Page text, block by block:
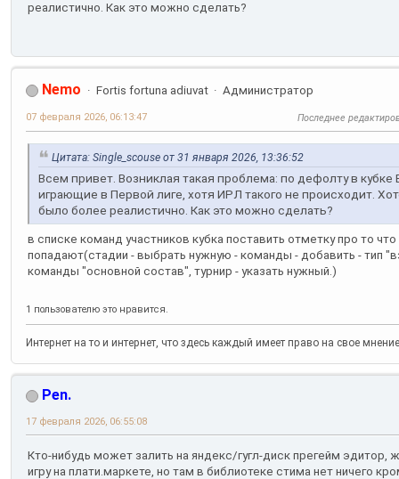
реалистично. Как это можно сделать?
Nemo Fortis fortuna adiuvat Администратор
07 февраля 2026, 06:13:47 Последнее
Цитата: Single_scouse от 31 января 2026, 13:36:52
Всем привет. Возниклая такая проблема: по дефолту в кубке
играющие в Первой лиге, хотя ИРЛ такого не происходит.
было более реалистично. Как это можно сделать?
в списке команд участников кубка поставить отметку про то
попадают(стадии - выбрать нужную - команды - добавить - тип
команды "основной состав", турнир - указать нужный.)
1 пользователю это нравится.
Интернет на то и интернет, что здесь каждый имеет право на свое
Pen.
17 февраля 2026, 06:55:08
Кто-нибудь может залить на яндекс/гугл-диск прегейм эдитор,
игру на плати.маркете, но там в библиотеке стима нет ничего